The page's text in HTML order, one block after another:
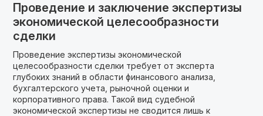
Проведение и заключение экспертизы
экономической целесообразности
сделки
Проведение экспертизы экономической
целесообразности сделки требует от эксперта
глубоких знаний в области финансового анализа,
бухгалтерского учета, рыночной оценки и
корпоративного права. Такой вид судебной
экономической экспертизы не сводится лишь к